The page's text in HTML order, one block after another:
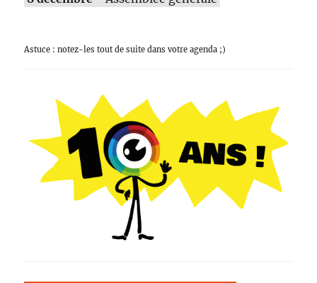
Astuce : notez-les tout de suite dans votre agenda ;)